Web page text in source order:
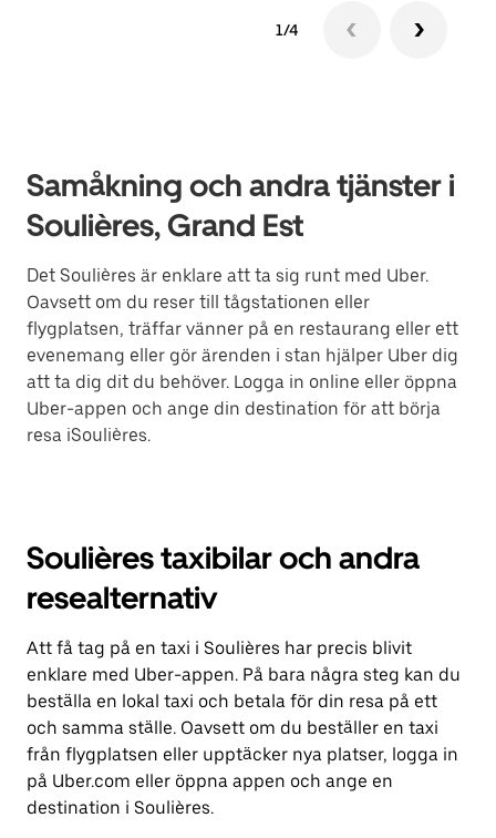
1/4
Samåkning och andra tjänster i
Soulières, Grand Est
Det Soulières är enklare att ta sig runt med Uber.
Oavsett om du reser till tågstationen eller
flygplatsen, träffar vänner på en restaurang eller ett
evenemang eller gör ärenden i stan hjälper Uber dig
att ta dig dit du behöver. Logga in online eller öppna
Uber-appen och ange din destination för att börja
resa iSoulières.
Soulières taxibilar och andra
resealternativ
Att få tag på en taxi i Soulières har precis blivit
enklare med Uber-appen. På bara några steg kan du
beställa en lokal taxi och betala för din resa på ett
och samma ställe. Oavsett om du beställer en taxi
från flygplatsen eller upptäcker nya platser, logga in
på Uber.com eller öppna appen och ange en
destination i Soulières.